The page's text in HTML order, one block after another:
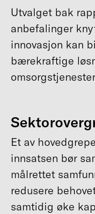
Utvalget bak
anbefalinger
innovasjon kan
bærekraftige
Et av
innsatsen bør
målrettet
redusere
samtidig øke